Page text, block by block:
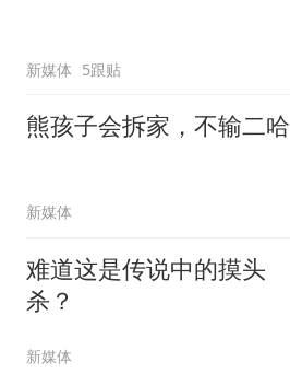
新媒体 5跟贴
熊孩子会拆家，不输二哈
新媒体
难道这是传说中的摸头
杀？
新媒体